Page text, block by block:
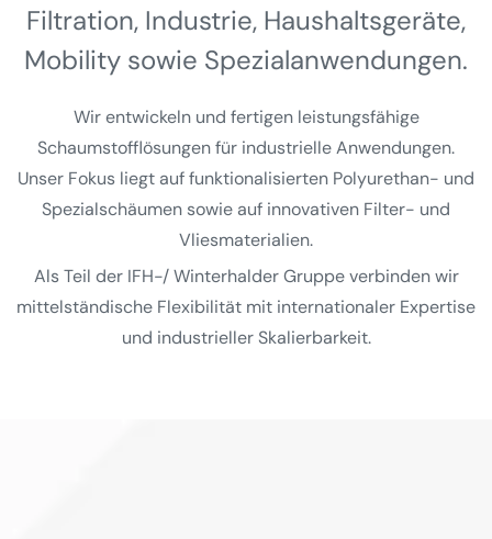
Filtration, Industrie, Haushalts­geräte,
Mobility sowie Spezial­anwendungen.
Wir entwickeln und fertigen leistungsfähige
Schaumstofflösungen für industrielle Anwendungen.
Unser Fokus liegt auf funktionalisierten Polyurethan- und
Spezialschäumen sowie auf innovativen Filter- und
Vliesmaterialien.
Als Teil der IFH-/ Winterhalder Gruppe verbinden wir
mittelständische Flexibilität mit internationaler Expertise
und industrieller Skalierbarkeit.